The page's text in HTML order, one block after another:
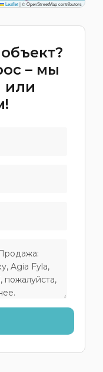
Leaflet|© OpenStreetMap contributors
– мы
или